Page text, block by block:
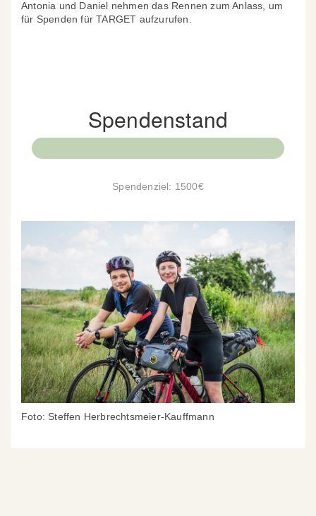
Antonia und Daniel nehmen das Rennen zum Anlass, um
für Spenden für TARGET aufzurufen.
Spendenstand
Spendenziel: 1500€
Foto: Steffen Herbrechtsmeier-Kauffmann